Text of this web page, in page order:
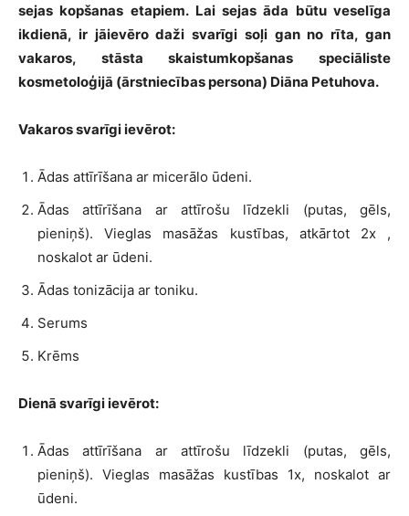
sejas kopšanas etapiem. Lai sejas āda būtu veselīga
ikdienā, ir jāievēro daži svarīgi soļi gan no rīta, gan
vakaros, stāsta skaistumkopšanas speciāliste
kosmetoloģijā (ārstniecības persona) Diāna Petuhova.
Vakaros svarīgi ievērot:
Ādas attīrīšana ar micerālo ūdeni.
Ādas attīrīšana ar attīrošu līdzekli (putas, gēls,
pieniņš). Vieglas masāžas kustības, atkārtot 2x ,
noskalot ar ūdeni.
Ādas tonizācija ar toniku.
Serums
Krēms
Dienā svarīgi ievērot:
Ādas attīrīšana ar attīrošu līdzekli (putas, gēls,
pieniņš). Vieglas masāžas kustības 1x, noskalot ar
ūdeni.